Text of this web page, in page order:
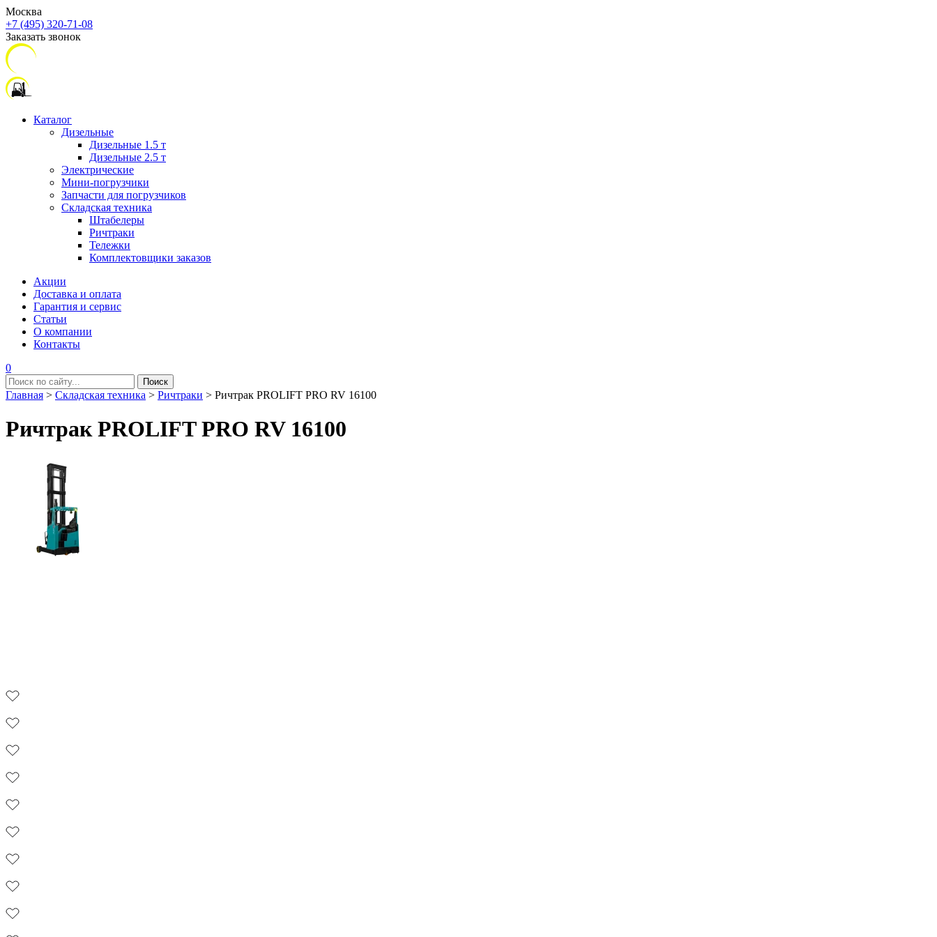
Москва
+7 (495) 320-71-08
Заказать звонок
Каталог
Дизельные
Дизельные 1.5 т
Дизельные 2.5 т
Электрические
Мини-погрузчики
Запчасти для погрузчиков
Складская техника
Штабелеры
Ричтраки
Тележки
Комплектовщики заказов
Акции
Доставка и оплата
Гарантия и сервис
Статьи
О компании
Контакты
0
Главная > Складская техника > Ричтраки > Ричтрак PROLIFT PRO RV 16100
Ричтрак PROLIFT PRO RV 16100